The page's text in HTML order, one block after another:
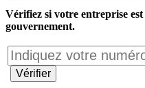
Vérifiez si votre entreprise
gouvernement.